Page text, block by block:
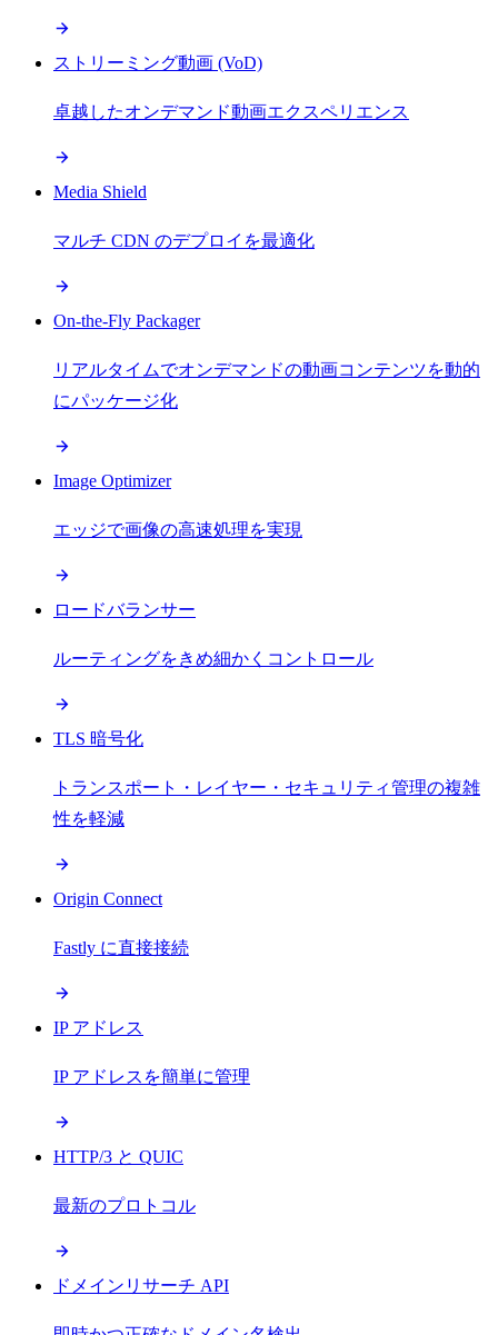
ストリーミング動画 (VoD)
卓越したオンデマンド動画エクスペリエンス
Media Shield
マルチ CDN のデプロイを最適化
On-the-Fly Packager
リアルタイムでオンデマンドの動画コンテンツを動的
にパッケージ化
Image Optimizer
エッジで画像の高速処理を実現
ロードバランサー
ルーティングをきめ細かくコントロール
TLS 暗号化
トランスポート・レイヤー・セキュリティ管理の複雑
性を軽減
Origin Connect
Fastly に直接接続
IP アドレス
IP アドレスを簡単に管理
HTTP/3 と QUIC
最新のプロトコル
ドメインリサーチ API